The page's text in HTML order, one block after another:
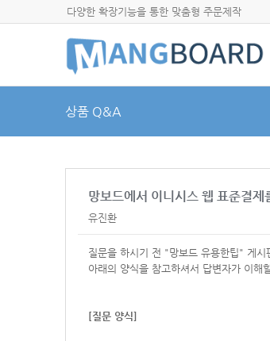
다양한 확장기능을 통한 맞춤형 주문제작
상품 Q&A
망보드에서 이니시스 웹 표준결제
유진환
질문을 하시기 전 "망보드 유용한팁" 게
아래의 양식을 참고하셔서 답변자가 이해
[질문 양식]